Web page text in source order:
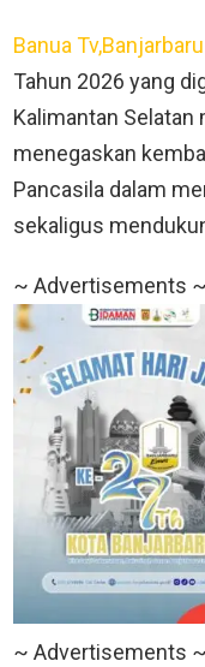
Banua Tv,Banjarbaru
Tahun 2026 yang
Kalimantan
menegaskan
Pancasila dalam
sekaligus
~ Advertisements ~
~ Advertisements ~